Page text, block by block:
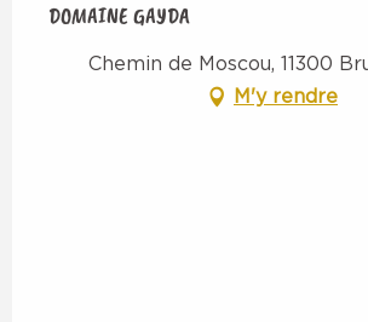
DOMAINE GAYDA
Chemin de Moscou, 11300
M'y rendre